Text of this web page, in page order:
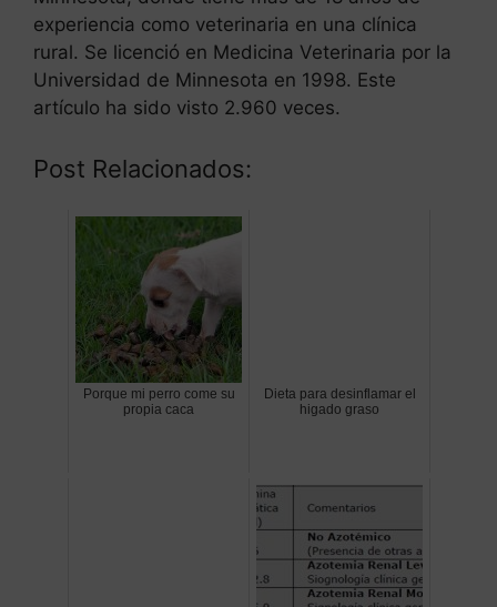
experiencia como veterinaria en una clínica
rural. Se licenció en Medicina Veterinaria por la
Universidad de Minnesota en 1998. Este
artículo ha sido visto 2.960 veces.
Post Relacionados:
Porque mi perro come su
propia caca
Dieta para desinflamar el
higado graso